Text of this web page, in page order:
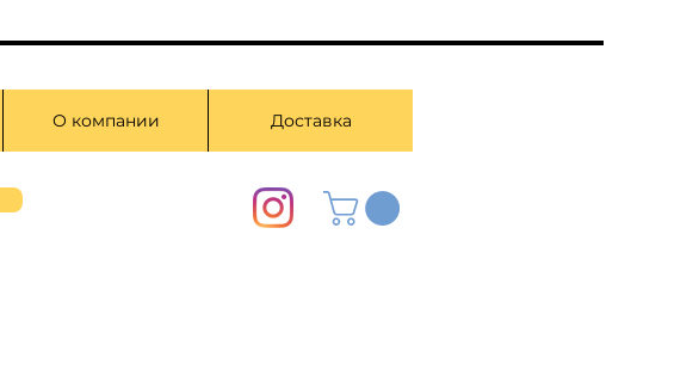
О компании Доставка